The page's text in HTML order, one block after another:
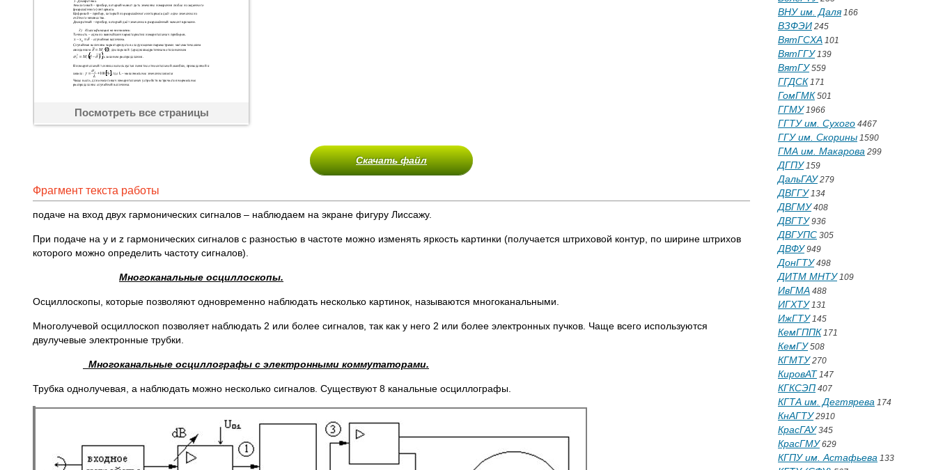
Посмотреть все страницы
Скачать файл
Фрагмент текста работы
подаче на вход двух гармонических сигналов – наблюдаем на экране фигуру Лиссажу.
При подаче на у и z гармонических сигналов с разностью в частоте можно изменять яркость картинки (получается штриховой контур, по ширине штрихов
которого можно определить частоту сигналов).
Многоканальные осциллоскопы.
Осциллоскопы, которые позволяют одновременно наблюдать несколько картинок, называются многоканальными.
Многолучевой осциллоскоп позволяет наблюдать 2 или более сигналов, так как у него 2 или более электронных пучков. Чаще всего используются
двулучевые электронные трубки.
Многоканальные осциллографы с электронными коммутаторами.
Трубка однолучевая, а наблюдать можно несколько сигналов. Существуют 8 канальные осциллографы.
ВНУ им. Даля166
ВЗФЭИ 245
ВятГСХА 101
ВятГГУ139
ВятГУ559
ГГДСК 171
ГомГМК 501
ГГМУ1966
ГГТУ им. Сухого 4467
ГГУ им. Скорины 1590
ГМА им. Макарова 299
ДГПУ159
ДальГАУ279
ДВГГУ134
ДВГМУ408
ДВГТУ936
ДВГУПС 305
ДВФУ949
ДонГТУ498
ДИТМ МНТУ109
ИвГМА 488
ИГХТУ131
ИжГТУ145
КемГППК 171
КемГУ508
КГМТУ270
КировАТ 147
КГКСЭП 407
КГТА им. Дегтярева 174
КнАГТУ2910
КрасГАУ345
КрасГМУ629
КГПУ им. Астафьева 133